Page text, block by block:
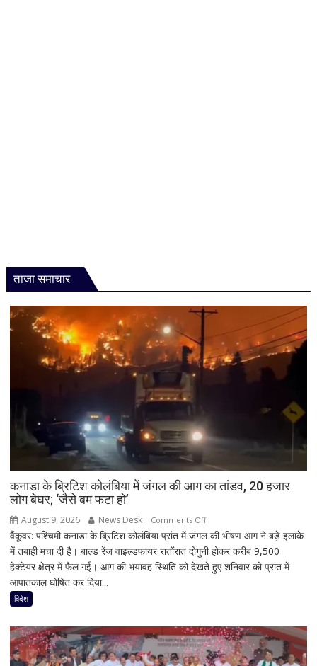
ताजा समाचार
कनाडा के ब्रिटिश कोलंबिया में जंगल की आग का तांडव, 20 हजार
लोग बेघर; ‘जैसे बम फटा हो’
August 9, 2026 News Desk Comments Offon
कनाडा
के
ब्रिटिश
की
आग
का
वैंकूवर: पश्चिमी कनाडा के ब्रिटिश कोलंबिया प्रांत में जंगल की भीषण आग ने बड़े इलाके
में तबाही मचा दी है। बाल्ड रेंज वाइल्डफायर रातोंरात दोगुनी होकर करीब 9,500
हेक्टेयर क्षेत्र में फैल गई। आग की भयावह स्थिति को देखते हुए शनिवार को प्रांत में
आपातकाल घोषित कर दिया...
विदेश